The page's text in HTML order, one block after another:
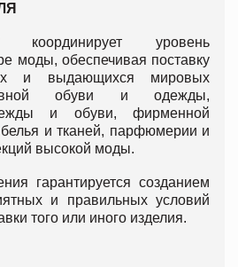
уровень
моды, обеспечивая поставку
и выдающихся мировых
обуви и одежды,
и обуви, фирменной
и тканей, парфюмерии и
высокой моды.
гарантируется созданием
и правильных условий
того или иного изделия.